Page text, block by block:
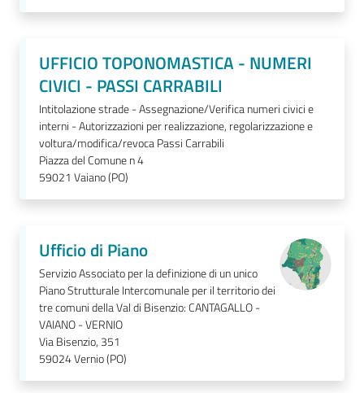
UFFICIO TOPONOMASTICA - NUMERI
CIVICI - PASSI CARRABILI
Intitolazione strade - Assegnazione/Verifica numeri civici e
interni - Autorizzazioni per realizzazione, regolarizzazione e
voltura/modifica/revoca Passi Carrabili
Piazza del Comune n 4
59021 Vaiano (PO)
Ufficio di Piano
Servizio Associato per la definizione di un unico
Piano Strutturale Intercomunale per il territorio dei
tre comuni della Val di Bisenzio: CANTAGALLO -
VAIANO - VERNIO
Via Bisenzio, 351
59024Vernio (PO)